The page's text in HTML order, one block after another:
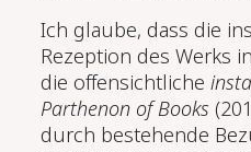
Ich glaube, dass die
Rezeption des Werks
die offensichtliche
Parthenon of Books
durch bestehende